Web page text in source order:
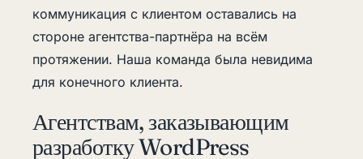
коммуникация с клиентом оставались на
стороне агентства-партнёра на всём
протяжении. Наша команда была невидима
для конечного клиента.
Агентствам, заказывающим
разработку WordPress